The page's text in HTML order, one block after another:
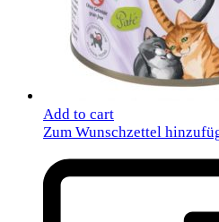
Add to cart
Zum Wunschzettel